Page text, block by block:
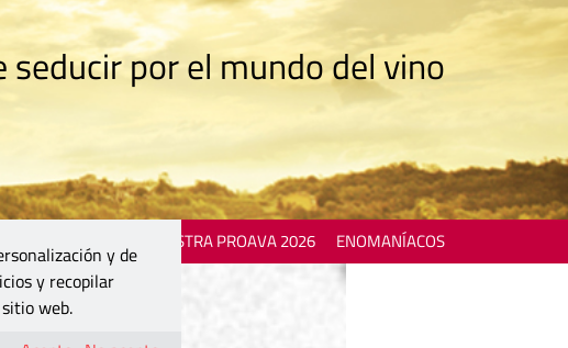
seducir por el mundo del vino
MOSTRA PROAVA 2026 ENOMANÍACOS
y de
y recopilar
web.